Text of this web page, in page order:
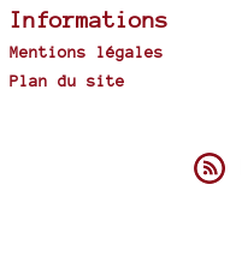
Informations
Mentions légales
Plan du site